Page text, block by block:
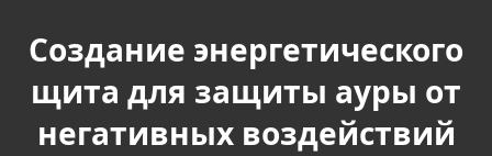
Создание энергетического
щита для защиты ауры от
негативных воздействий